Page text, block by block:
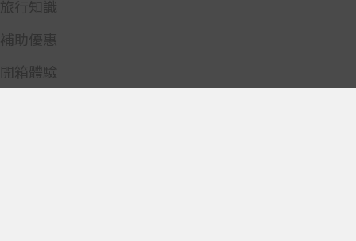
旅行知識
補助優惠
開箱體驗